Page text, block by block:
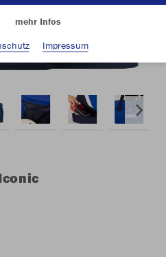
mehr Infos
Impressum